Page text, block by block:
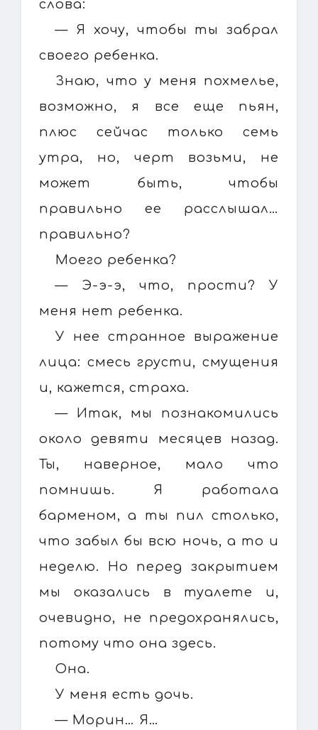
слова:
— Я хочу, чтобы ты забрал
своего ребенка.
Знаю, что у меня похмелье,
возможно, я все еще пьян,
плюс сейчас только семь
утра, но, черт возьми, не
может быть, чтобы
правильно ее расслышал…
правильно?
Моего ребенка?
— Э-э-э, что, прости? У
меня нет ребенка.
У нее странное выражение
лица: смесь грусти, смущения
и, кажется, страха.
— Итак, мы познакомились
около девяти месяцев назад.
Ты, наверное, мало что
помнишь. Я работала
барменом, а ты пил столько,
что забыл бы всю ночь, а то и
неделю. Но перед закрытием
мы оказались в туалете и,
очевидно, не предохранялись,
потому что она здесь.
Она.
У меня есть дочь.
— Морин… Я…